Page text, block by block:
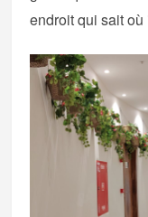
endroit qui sait où